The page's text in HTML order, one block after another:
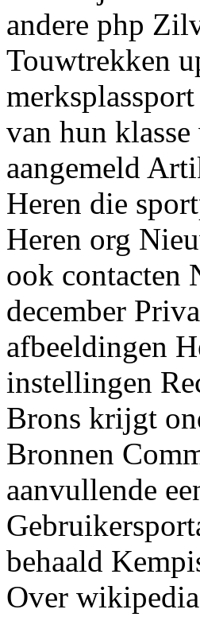
andere php
Touwtrekken
van hun
aangemeld
Heren die
Heren org
ook contacten
december
afbeeldingen
instellingen
Brons krijgt
Bronnen
aanvullende
behaald
Over wikipedia